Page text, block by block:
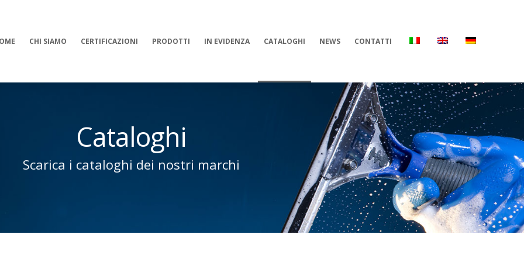
CHI SIAMO CERTIFICAZIONI PRODOTTI IN EVIDENZA CATALOGHI NEWS CONTATTI
Cataloghi
Scarica i cataloghi dei nostri marchi